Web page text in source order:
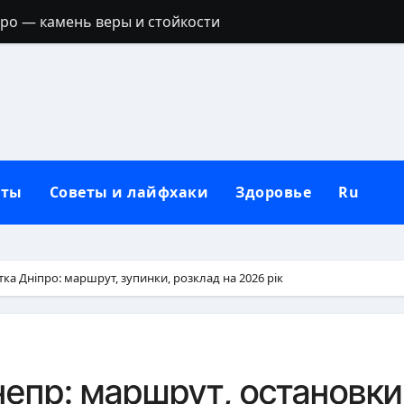
— камень веры и стойкости
филе: точное время и секреты сочности
кольцо: традиции, приметы и современные
секреты выбора и нанесения
для организма
на стол: полное руководство без наказаний
Советы и лайфхаки Здоровье Ru
Дніпро: маршрут, зупинки, розклад на 2026 рік
маршрут,